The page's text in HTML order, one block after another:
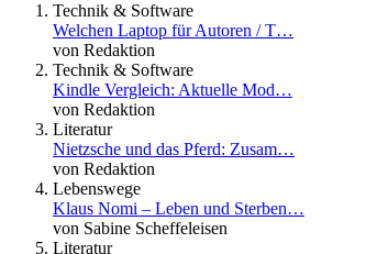
Technik & Software
Welchen Laptop für Autoren / T…
von Redaktion
Technik & Software
Kindle Vergleich: Aktuelle Mod…
von Redaktion
Literatur
Nietzsche und das Pferd: Zusam…
von Redaktion
Lebenswege
Klaus Nomi – Leben und Sterben…
von Sabine Scheffeleisen
Literatur